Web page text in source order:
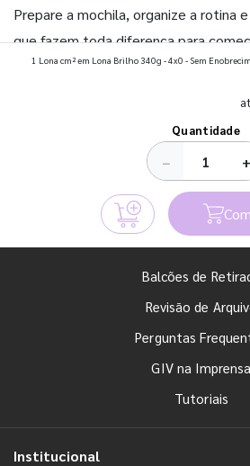
Prepare a mochila, organize a rotina
que fazem toda diferença para
semestre com o pé direito. Confira!
1 Lona cm² em Lona Brilho 340g - 4x0 - Sem
Quantidade
− +
Balcões de
Revisão de
Perguntas
GIV na Imprensa
Tutoriais
Institucional